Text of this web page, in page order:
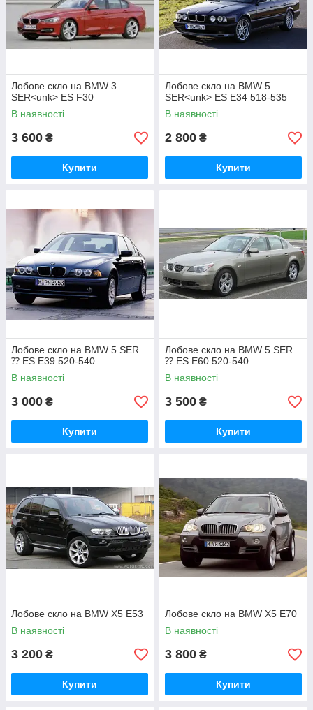
Лобове скло на BMW 3
SER<unk> ES F30
В наявності
3 600 ₴
Купити
Лобове скло на BMW 5
SER<unk> ES E34 518-535
В наявності
2 800 ₴
Купити
Лобове скло на BMW 5 SER
⁇ ES E39 520-540
В наявності
3 000 ₴
Купити
Лобове скло на BMW 5 SER
⁇ ES E60 520-540
В наявності
3 500 ₴
Купити
Лобове скло на BMW X5 E53
В наявності
3 200 ₴
Купити
Лобове скло на BMW X5 E70
В наявності
3 800 ₴
Купити